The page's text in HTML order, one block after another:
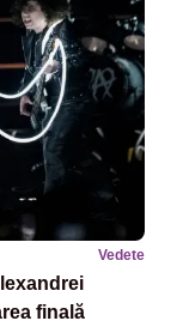
Vedete
finală